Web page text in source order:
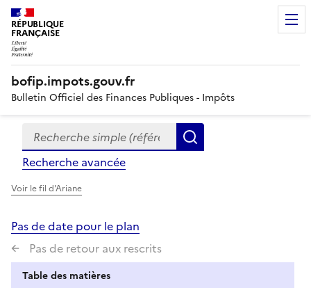
RÉPUBLIQUE
FRANÇAISE
bofip.impots.gouv.fr
Bulletin Officiel des Finances Publiques - Impôts
Formulaire
de
recherche
Recherche simple (références, mots clés, partie du
Recherche avancée
Voir le fil d'Ariane
Pas de date pour le plan
Pas de retour aux rescrits
Table des matières